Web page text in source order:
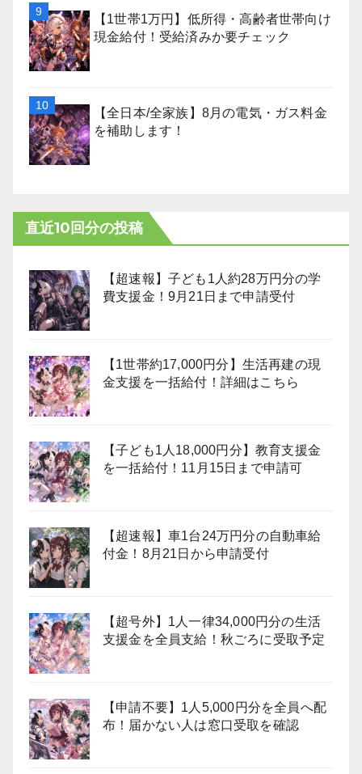
【1世帯1万円】低所得・高齢者世帯向け
現金給付！受給済みか要チェック
【全日本/全家族】8月の電気・ガス料金
を補助します！
直近10回分の投稿
【超速報】子ども1人約28万円分の学
費支援金！9月21日まで申請受付
【1世帯約17,000円分】生活再建の現
金支援を一括給付！詳細はこちら
【子ども1人18,000円分】教育支援金
を一括給付！11月15日まで申請可
【超速報】車1台24万円分の自動車給
付金！8月21日から申請受付
【超号外】1人一律34,000円分の生活
支援金を全員支給！秋ごろに受取予定
【申請不要】1人5,000円分を全員へ配
布！届かない人は窓口受取を確認